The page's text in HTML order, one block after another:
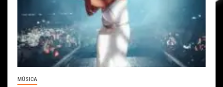
MÚSICA